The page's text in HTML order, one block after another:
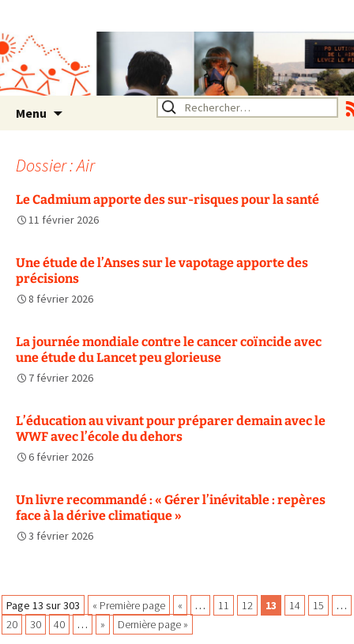
Rhône Alpes
Un environnement sain pour
la santé de tous
Menu Rechercher :
Dossier : Air
Le Cadmium apporte des sur-risques pour la santé
11 février 2026
Une étude de l’Anses sur le vapotage apporte des
précisions
8 février 2026
La journée mondiale contre le cancer coïncide avec
une étude du Lancet peu glorieuse
7 février 2026
L’éducation au vivant pour préparer demain avec le
WWF avec l’école du dehors
6 février 2026
Un livre recommandé : « Gérer l’inévitable : repères
face à la dérive climatique »
3 février 2026
Navigation
Page 13 sur 303 « Première page « … 11 12 13 14 15
…
20
30 40 … » Dernière page »